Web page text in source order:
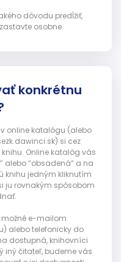
dôvodu predĺžiť,
osobne.
konkrétnu
online katalógu (alebo
si cez
Online katalóg vás
alebo “obsadená” a na
knihu jedným kliknutím
ju rovnakým spôsobom
možné e-mailom
alebo telefonicky do
dostupná, knihovníci
iný čitateľ, budeme vás